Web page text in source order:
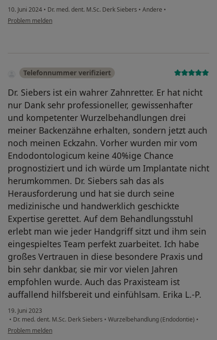
10. Juni 2024 • Dr. med. dent. M.Sc. Derk Siebers • Andere •
Problem melden
Telefonnummer verifiziert
Dr. Siebers ist ein wahrer Zahnretter. Er hat nicht
nur Dank sehr professioneller, gewissenhafter
und kompetenter Wurzelbehandlungen drei
meiner Backenzähne erhalten, sondern jetzt auch
noch meinen Eckzahn. Vorher wurden mir vom
Endodontologicum keine 40%ige Chance
prognostiziert und ich würde um Implantate nicht
herumkommen. Dr. Siebers sah das als
Herausforderung und hat sie durch seine
medizinische und handwerklich geschickte
Expertise gerettet. Auf dem Behandlungsstuhl
erlebt man wie jeder Handgriff sitzt und ihm sein
eingespieltes Team perfekt zuarbeitet. Ich habe
großes Vertrauen in diese besondere Praxis und
bin sehr dankbar, sie mir vor vielen Jahren
empfohlen wurde. Auch das Praxisteam ist
auffallend hilfsbereit und einfühlsam. Erika L.-P.
19. Juni 2023
• Dr. med. dent. M.Sc. Derk Siebers • Wurzelbehandlung (Endodontie) •
Problem melden